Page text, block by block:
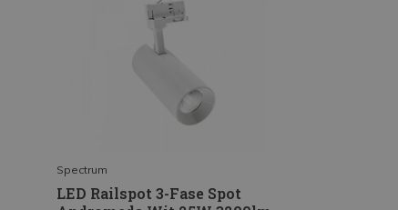
Spectrum
LED Railspot 3-Fase Spot